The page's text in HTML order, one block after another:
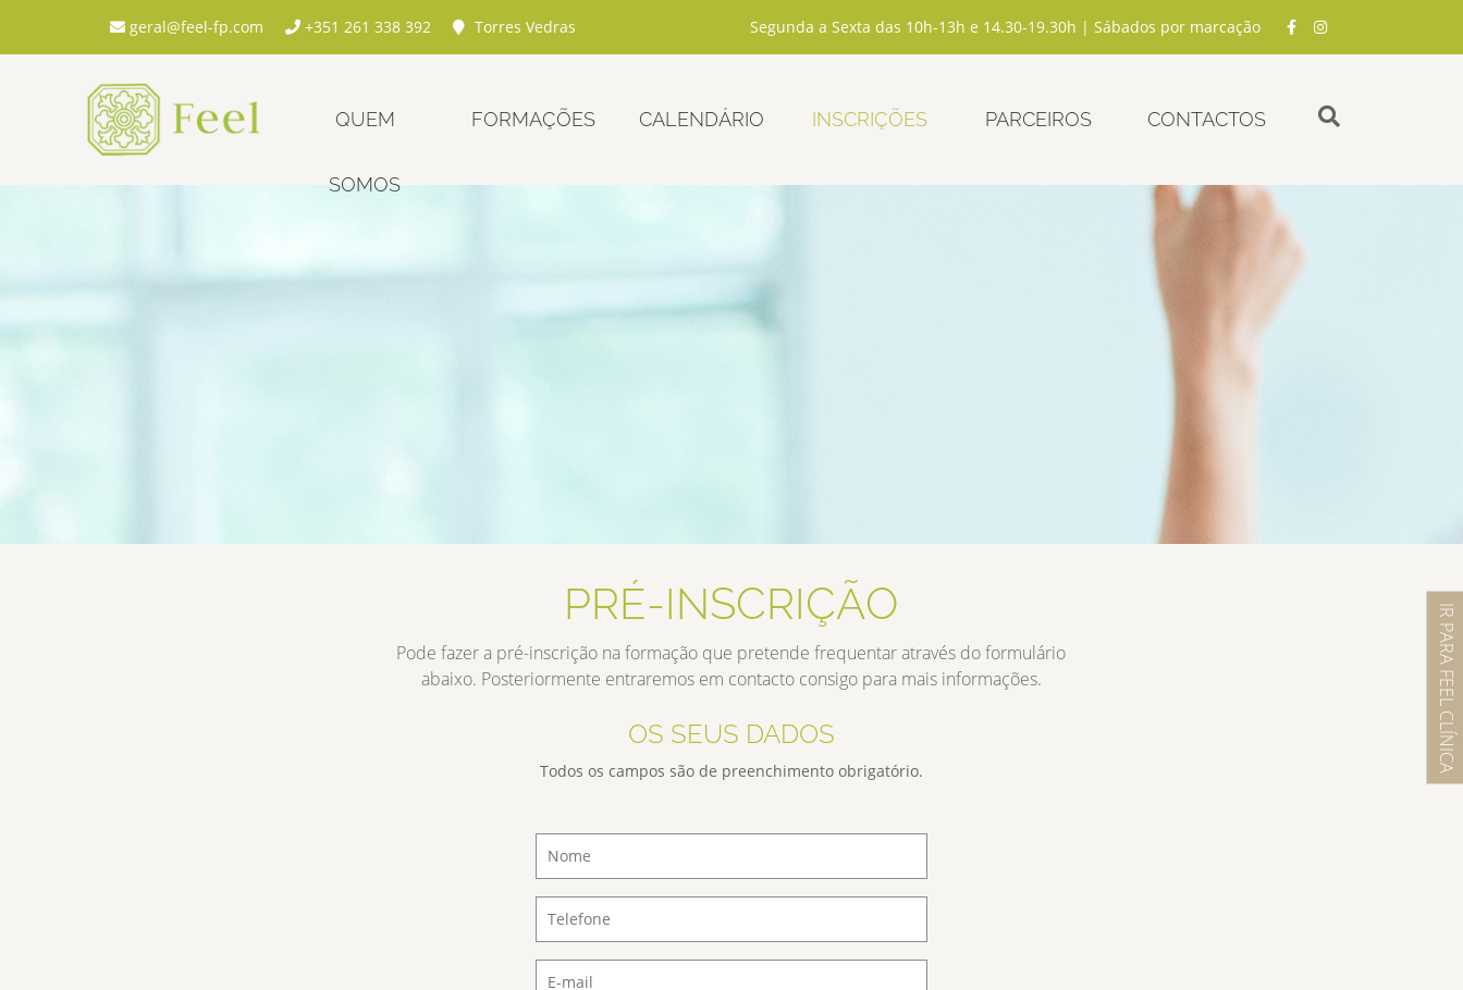
IR PARA FEEL CLÍNICA
geral@feel-fp.com +351 261 338 392 Torres Vedras Segunda a Sexta das 10h-13h e 14.30-19.30h | Sábados por marcação
QUEM
SOMOS
FORMAÇÕES CALENDÁRIO INSCRIÇÕES PARCEIROS CONTACTOS
PRÉ-INSCRIÇÃO
Pode fazer a pré-inscrição na formação que pretende frequentar através do formulário
abaixo. Posteriormente entraremos em contacto consigo para mais informações.
OS SEUS DADOS
Todos os campos são de preenchimento obrigatório.